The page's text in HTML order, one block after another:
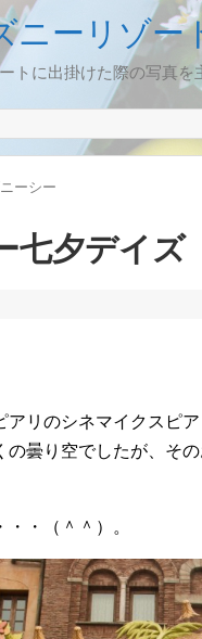
ニーリゾー
トに出掛けた際の写真を
ーシー
七夕デイ
アリのシネマイクスピ
の曇り空でしたが、そ
・（＾＾）。